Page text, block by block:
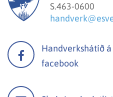
S.463-0600
Handverkshátíð á
facebook